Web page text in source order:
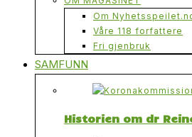
Om
Våre 118 forfattere
Fri gjenbruk
SAMFUNN
Historien om dr